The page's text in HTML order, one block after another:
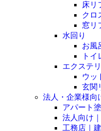
床リ
クロ
窓リ
水回り
お風
ト
エクステ
ウッ
玄関
法人・企業様向
アパート
法人向け
工務店｜